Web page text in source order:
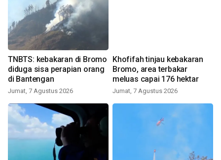
TNBTS: kebakaran di Bromo
diduga sisa perapian orang
di Bantengan
Jumat, 7 Agustus 2026
Khofifah tinjau kebakaran
Bromo, area terbakar
meluas capai 176 hektar
Jumat, 7 Agustus 2026